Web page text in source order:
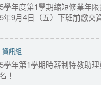
學年度第1學期縮短修業年
年9月4日（五）下班前繳交
資訊組
學年第1學期時薪制特教助
！